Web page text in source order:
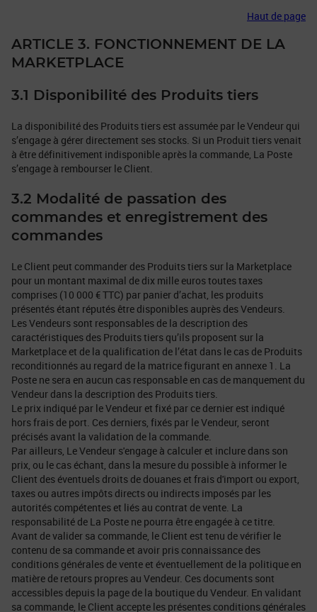
Haut de page
ARTICLE 3. FONCTIONNEMENT DE LA
MARKETPLACE
3.1 Disponibilité des Produits tiers
La disponibilité des Produits tiers est assumée par le Vendeur qui
s’engage à gérer directement ses stocks. Si un Produit tiers venait
à être définitivement indisponible après la commande, La Poste
s’engage à rembourser le Client.
3.2 Modalité de passation des
commandes et enregistrement des
commandes
Le Client peut commander des Produits tiers sur la Marketplace
pour un montant maximal de dix mille euros toutes taxes
comprises (10 000 € TTC) par panier d’achat, les produits
présentés étant réputés être disponibles auprès des Vendeurs.
Les Vendeurs sont responsables de la description des
caractéristiques des Produits tiers qu’ils proposent sur la
Marketplace et de la qualification de l’état dans le cas de Produits
reconditionnés au regard de la matrice figurant en annexe 1. La
Poste ne sera en aucun cas responsable en cas de manquement du
Vendeur dans la description des Produits tiers.
Le prix indiqué par le Vendeur et fixé par ce dernier est indiqué
hors frais de port. Ces derniers, fixés par le Vendeur, seront
précisés avant la validation de la commande.
Par ailleurs, Le Vendeur s'engage à calculer et inclure dans son
prix, ou le cas échant, dans la mesure du possible à informer le
Client des éventuels droits de douanes et frais d'import ou export,
taxes ou autres impôts directs ou indirects imposés par les
autorités compétentes et liés au contrat de vente. La
responsabilité de La Poste ne pourra être engagée à ce titre.
Avant de valider sa commande, le Client est tenu de vérifier le
contenu de sa commande et avoir pris connaissance des
conditions générales de vente et éventuellement de la politique en
matière de retours propres au Vendeur. Ces documents sont
accessibles depuis la page de la boutique du Vendeur. En validant
sa commande, le Client accepte les présentes conditions générales